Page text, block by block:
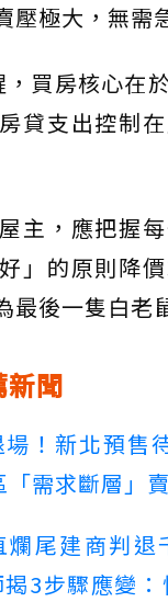
壓極大，無需
，買房核心在
貸支出控制
主，應把握
」的原則降
最後一隻白老
新聞
！新北預售
「需求斷層」
爛尾建商判退
3步驟應變